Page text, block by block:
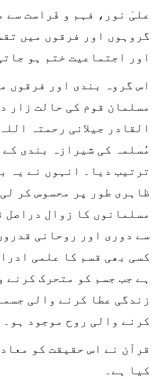
علیٰ نور، فہم و فَراست سے
گروہوں اور فرقوں میں
اور اجتماعیت ختم ہو
اس گروہ بندی اور فرقوں
مسلمان قوم کی حالت زار
القادر جیلانی رحمتہ
مُسلمہ کی شیرازہ بندی
ترتیب دیا۔ انہوں نے یہ
ظاہری طور پر محسوس کر لی
مسلمانوں کا زوال دراصل
سے دوری اور روحانی
کسی بھی قسم کا علمی
ہے جب جسم کو متحرک کرنے
زندگی عطا کرنے والی
کرنے والی روح موجود ہو۔
قرآن نے اس حقیقت کو
کیا ہے۔